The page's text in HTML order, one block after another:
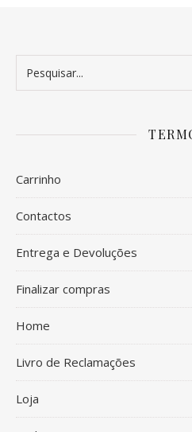
Carrinho
Contactos
Entrega e Devoluções
Finalizar compras
Home
Livro de Reclamações
Loja